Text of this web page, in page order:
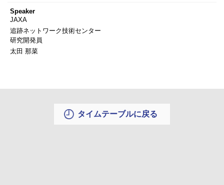
Speaker
JAXA
追跡ネットワーク技術センター
研究開発員
太田 那菜
タイムテーブルに戻る